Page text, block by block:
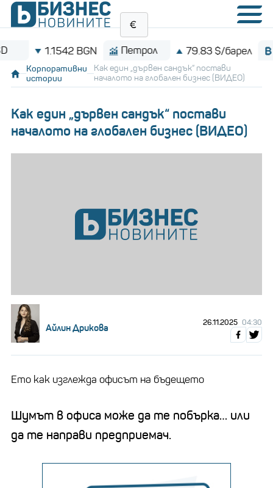
BGN Петрол 79.83 $/барел Bitcoin
Корпоративни
истории
Как един „дървен сандък“ постави
началото на глобален бизнес (ВИДЕО)
Как един „дървен сандък“ постави
началото на глобален бизнес (ВИДЕО)
Айлин Дрикова 26.11.2025 04:30
Ето как изглежда офисът на бъдещето
Шумът в офиса може да те побърка… или
да те направи предприемач.